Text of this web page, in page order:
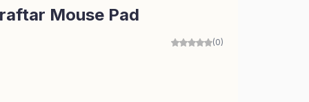
Mouse Pad
(0)